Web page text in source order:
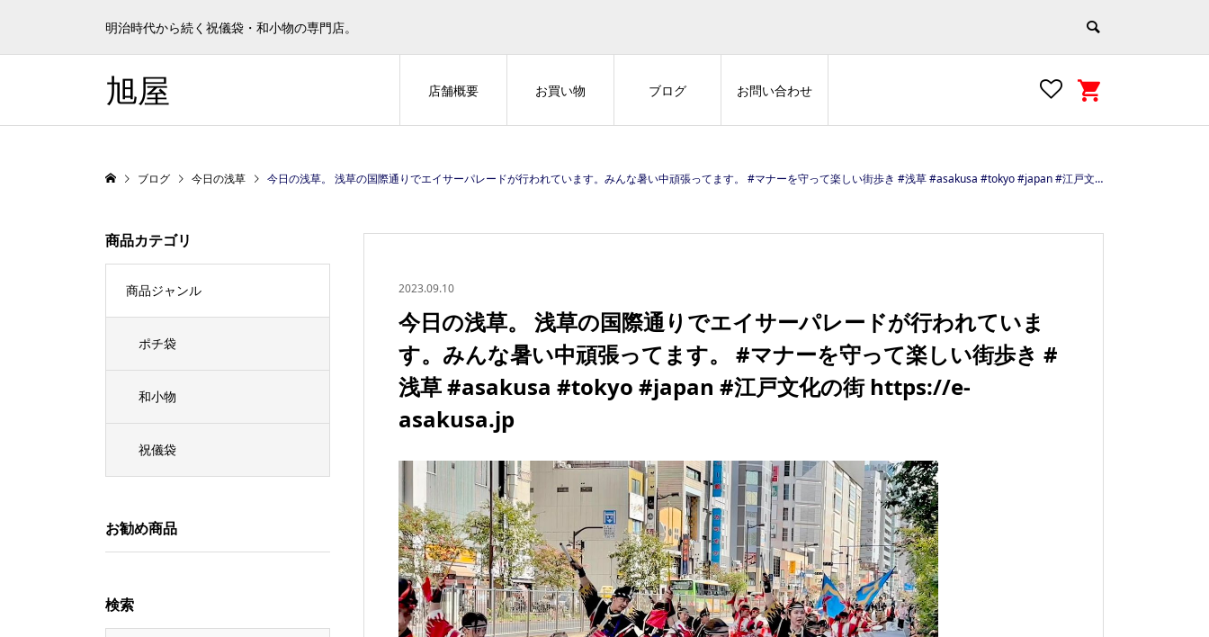
明治時代から続く祝儀袋・和小物の専門店。
旭屋 店舗概要 お買い物 ブログ お問い合わせ
ブログ 今日の浅草 今日の浅草。 浅草の国際通りでエイサーパレードが行われています。みんな暑い中頑張ってます。 #マナーを守って楽しい街歩き #浅草 #asakusa #tokyo #japan #江戸文化の街 https://e-asakusa.jp
2023.09.10
今日の浅草。 浅草の国際通りでエイサーパレードが行われていま
す。みんな暑い中頑張ってます。 #マナーを守って楽しい街歩き #
浅草 #asakusa #tokyo #japan #江戸文化の街 https://e-
asakusa.jp
商品カテゴリ
商品ジャンル
ポチ袋
和小物
祝儀袋
お勧め商品
検索